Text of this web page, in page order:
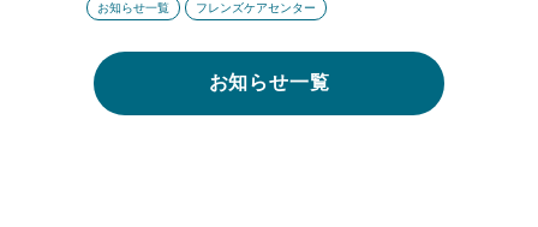
お知らせ一覧 フレンズケアセンター
お知らせ一覧